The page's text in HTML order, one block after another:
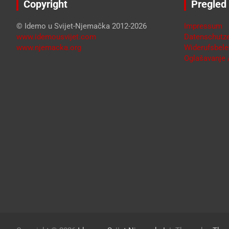
Copyright
© Idemo u Svijet-Njemačka 2012-2026
www.idemousvijet.com
www.njemacka.org
Pregled
Impressum